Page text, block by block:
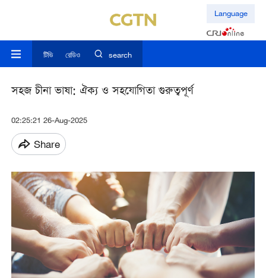
Language
টিভি রেডিও search
সহজ চীনা ভাষা: ঐক্য ও সহযোগিতা গুরুত্বপূর্ণ
02:25:21 26-Aug-2025
Share